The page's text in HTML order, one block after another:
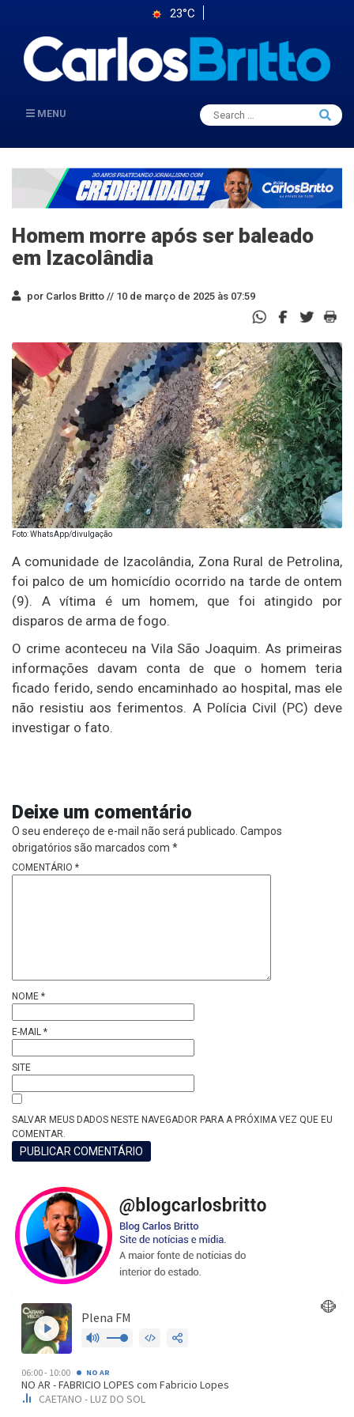
23°C
MENU
Search
for:
Search
Homem morre após ser baleado
em Izacolândia
por Carlos Britto // 10 de março de 2025 às 07:59
Foto: WhatsApp/divulgação
A comunidade de Izacolândia, Zona Rural de Petrolina,
foi palco de um homicídio ocorrido na tarde de ontem
(9). A vítima é um homem, que foi atingido por
disparos de arma de fogo.
O crime aconteceu na Vila São Joaquim. As primeiras
informações davam conta de que o homem teria
ficado ferido, sendo encaminhado ao hospital, mas ele
não resistiu aos ferimentos. A Polícia Civil (PC) deve
investigar o fato.
Deixe um comentário
O seu endereço de e-mail não será publicado. Campos
obrigatórios são marcados com *
COMENTÁRIO *
NOME *
E-MAIL *
SITE
SALVAR MEUS DADOS NESTE NAVEGADOR PARA A PRÓXIMA VEZ QUE EU
COMENTAR.